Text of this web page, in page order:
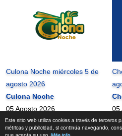
Este sitio web utiliza cookies a través de terceros
métricas y publicidad, si continúa navegando,
Culona Noche miércoles 5 de
agosto 2026
Culona Noche
05 Agosto 2026
05
mundonets